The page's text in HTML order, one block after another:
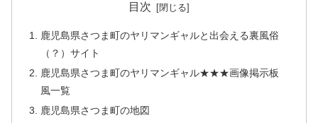
目次
鹿児島県さつま町のヤリマンギャルと出会える裏風俗
（？）サイト
鹿児島県さつま町のヤリマンギャル★★★画像掲示板
風一覧
鹿児島県さつま町の地図